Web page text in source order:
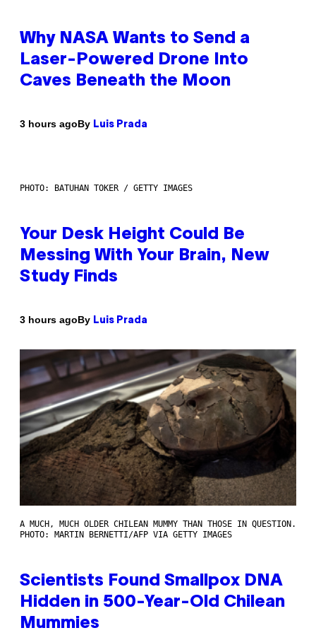
Why NASA Wants to Send a
Laser-Powered Drone Into
Caves Beneath the Moon
3 hours agoBy Luis Prada
PHOTO: BATUHAN TOKER / GETTY IMAGES
Your Desk Height Could Be
Messing With Your Brain, New
Study Finds
3 hours agoBy Luis Prada
A MUCH, MUCH OLDER CHILEAN MUMMY THAN THOSE IN QUESTION.
PHOTO: MARTIN BERNETTI/AFP VIA GETTY IMAGES
Scientists Found Smallpox DNA
Hidden in 500-Year-Old Chilean
Mummies